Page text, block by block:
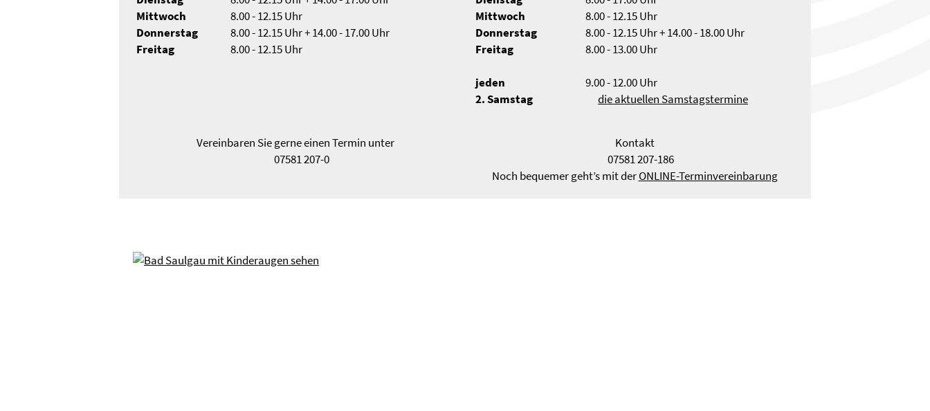
Mittwoch
Donnerstag
Freitag
8.00 - 12.15 Uhr
8.00 - 12.15 Uhr + 14.00 - 17.00 Uhr
8.00 - 12.15 Uhr
Vereinbaren Sie gerne einen Termin unter
07581 207-0
Mittwoch
Donnerstag
Freitag
jeden
2. Samstag
8.00 - 12.15 Uhr
8.00 - 12.15 Uhr + 14.00 - 18.00 Uhr
8.00 - 13.00 Uhr
9.00 - 12.00 Uhr
die aktuellen Samstagstermine
Kontakt
07581 207-186
Noch bequemer geht’s mit derONLINE-Terminvereinbarung